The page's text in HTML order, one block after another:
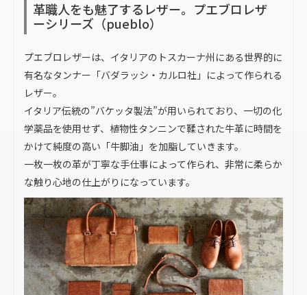
革職人をも魅了するレザー。プエブロレザ
ーシリーズ（pueblo）
プエブロレザーは、イタリアのトスカーナ州にある世界的に
有名なタンナー「バダラッシ・カルロ社」によって作られる
レザー。
イタリア伝統の”バケッタ製法”が用いられており、一切の化
学薬品を使用せず、植物性タンニンで鞣された牛革に時間を
かけて純度の高い「牛脚油」を加脂していきます。
一枚一枚の革が丁寧な手仕事によって作られ、非常に柔らか
な触り心地の仕上がりになっています。